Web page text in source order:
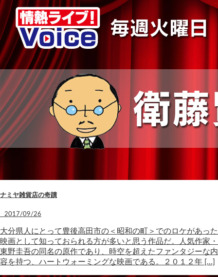
ナミヤ雑貨店の奇蹟
2017/09/26
大分県人にとって豊後高田市の＜昭和の町＞でのロケがあった
映画として知っておられる方が多いと思う作品だ。人気作家・
東野圭吾の同名の原作であり、時空を超えたファンタジーな内
容を持つ、ハートウォーミングな映画である。２０１２年 […]